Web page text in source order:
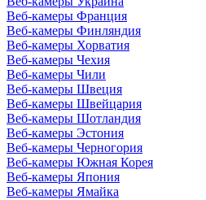
Веб-камеры Франция
Веб-камеры Финляндия
Веб-камеры Хорватия
Веб-камеры Чехия
Веб-камеры Чили
Веб-камеры Швеция
Веб-камеры Швейцария
Веб-камеры Шотландия
Веб-камеры Эстония
Веб-камеры Черногория
Веб-камеры Южная Корея
Веб-камеры Япония
Веб-камеры Ямайка